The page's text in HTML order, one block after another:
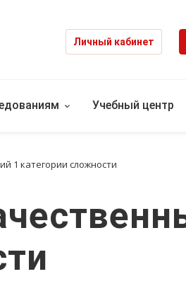
Личный кабинет
Учебный центр
1 категории сложности